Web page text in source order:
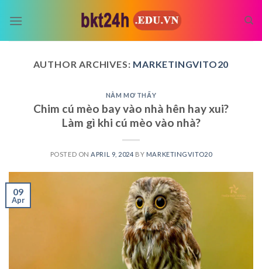
AUTHOR ARCHIVES: MARKETINGVITO20
NẰM MƠ THẤY
Chim cú mèo bay vào nhà hên hay xui?
Làm gì khi cú mèo vào nhà?
POSTED ON APRIL 9, 2024 BY MARKETINGVITO20
09
Apr